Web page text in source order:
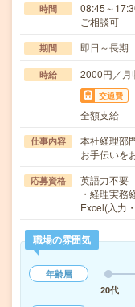
時間
08:45～
ご相談可
期間 即日～長期
時給 2000円／月
交通費
全額支給
仕事内容
本社経理部
お手伝いを
応募資格
英語力不要
・経理実務
Excel(入力
職場の雰囲気
年齢層
20代